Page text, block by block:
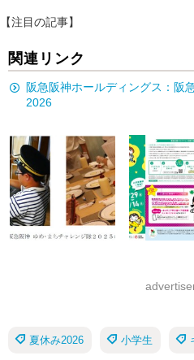
【注目の記事】
関連リンク
阪急阪神ホールディングス：阪
2026
夏休み2026 小学生